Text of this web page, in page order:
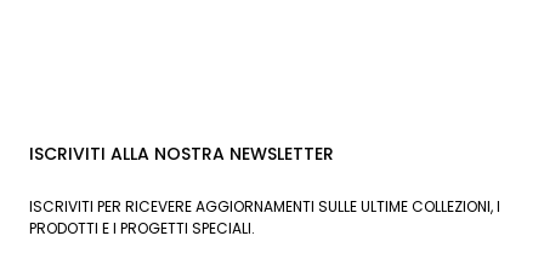
ISCRIVITI ALLA NOSTRA NEWSLETTER
ISCRIVITI PER RICEVERE AGGIORNAMENTI SULLE ULTIME COLLEZIONI, I
PRODOTTI E I PROGETTI SPECIALI.